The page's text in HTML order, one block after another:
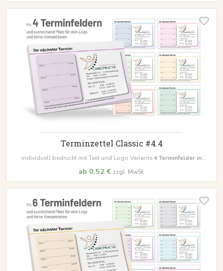
Terminzettel Classic #4.4
individuell bedruckt mit Text und Logo Variante4Terminfelder in
ab 0,52 € zzgl. MwSt.